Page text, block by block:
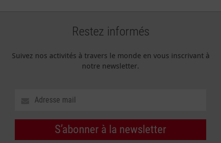
Restez informés
Suivez nos activités à travers le monde en vous inscrivant à
notre newsletter.
S’abonner à la newsletter